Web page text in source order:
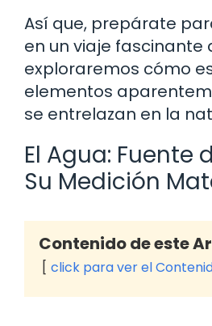
Así que, prepárate
en un viaje fascinante
exploraremos cómo
elementos
se entrelazan en la
El Agua: Fuente
Su Medición
Contenido de este
click para ver el